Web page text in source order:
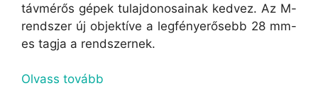
távmérős gépek tulajdonosainak kedvez. Az M-
rendszer új objektíve a legfényerősebb 28 mm-
es tagja a rendszernek.
Olvass tovább